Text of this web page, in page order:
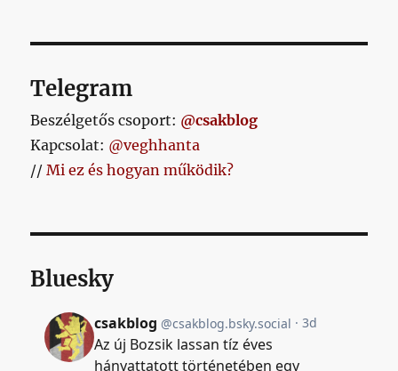
Telegram
Beszélgetős csoport: @csakblog
Kapcsolat: @veghhanta
//Mi ez és hogyan működik?
Bluesky